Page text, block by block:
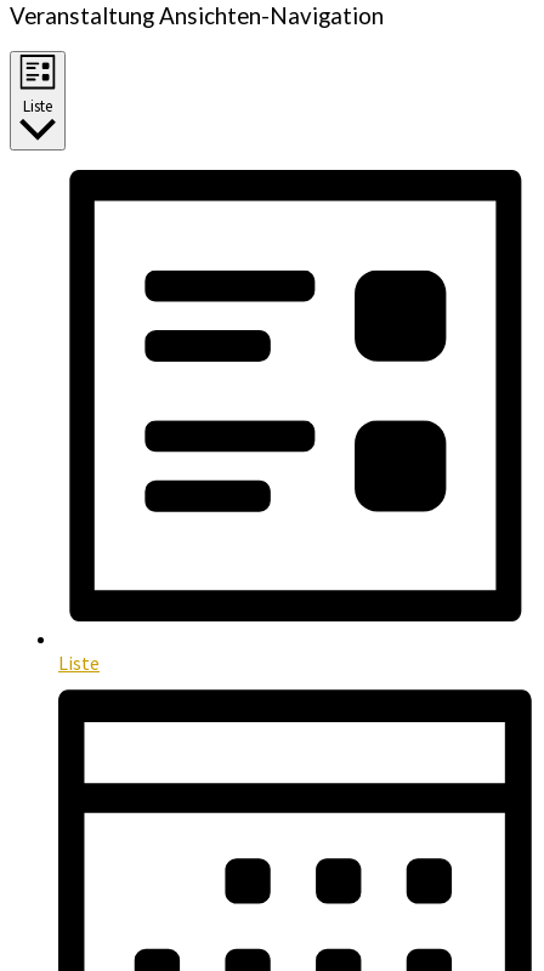
Veranstaltung Ansichten-Navigation
Liste
Liste